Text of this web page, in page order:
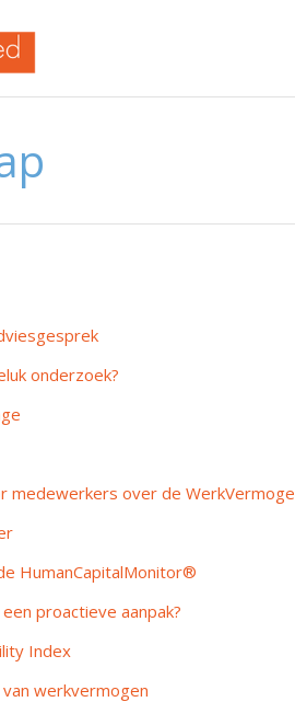
onderzoek?
medewerkers over de
HumanCapitalMonitor®
proactieve aanpak?
Index
werkvermogen